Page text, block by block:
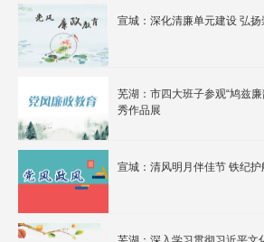
宣城：深
芜湖：市四大班子参观“鸠兹
秀作品展
宣城：清风明月伴佳节 铁纪